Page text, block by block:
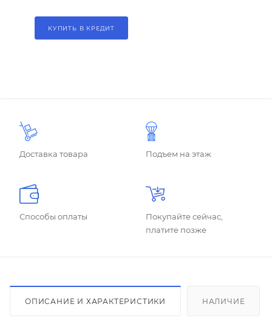
КУПИТЬ В КРЕДИТ
Доставка товара Подъем на этаж
Способы оплаты
Покупайте сейчас,
платите позже
ОПИСАНИЕ И ХАРАКТЕРИСТИКИ НАЛИЧИЕ